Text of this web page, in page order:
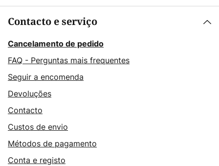
Contacto e serviço
Cancelamento de pedido
FAQ - Perguntas mais frequentes
Seguir a encomenda
Devoluções
Contacto
Custos de envio
Métodos de pagamento
Conta e registo